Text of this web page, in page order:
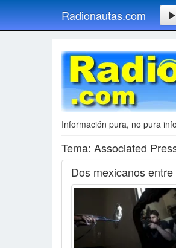
Radionautas.com
Información pura, no pura
Tema: Associated
Dos mexicanos